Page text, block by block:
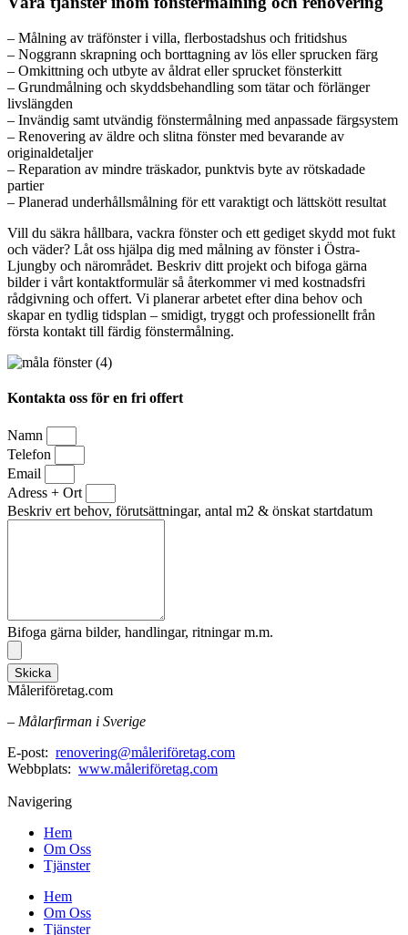
– Målning av träfönster i villa, flerbostadshus och fritidshus
– Noggrann skrapning och borttagning av lös eller sprucken färg
– Omkittning och utbyte av åldrat eller sprucket fönsterkitt
– Grundmålning och skyddsbehandling som tätar och förlänger
livslängden
– Invändig samt utvändig fönstermålning med anpassade färgsystem
– Renovering av äldre och slitna fönster med bevarande av
originaldetaljer
– Reparation av mindre träskador, punktvis byte av rötskadade
partier
– Planerad underhållsmålning för ett varaktigt och lättskött resultat
Vill du säkra hållbara, vackra fönster och ett gediget skydd mot fukt
och väder? Låt oss hjälpa dig med målning av fönster i Östra-
Ljungby och närområdet. Beskriv ditt projekt och bifoga gärna
bilder i vårt kontaktformulär så återkommer vi med kostnadsfri
rådgivning och offert. Vi planerar arbetet efter dina behov och
skapar en tydlig tidsplan – smidigt, tryggt och professionellt från
första kontakt till färdig fönstermålning.
Kontakta oss för en fri offert
Namn
Telefon
Email
Adress + Ort
Beskriv ert behov, förutsättningar, antal m2 & önskat startdatum
Bifoga gärna bilder, handlingar, ritningar m.m.
Skicka
Måleriföretag.com
– Målarfirman i Sverige
E-post: renovering@måleriföretag.com
Webbplats: www.måleriföretag.com
Navigering
Hem
Om Oss
Tjänster
Hem
Om Oss
Tjänster